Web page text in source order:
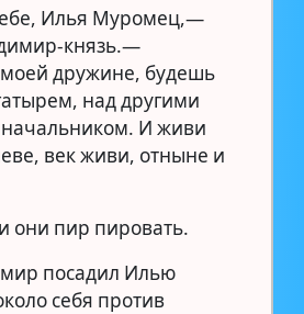
Илья Муромец,—
князь.—
моей дружине, будешь
над другими
И живи
век живи, отныне и
они пир пировать.
посадил Илью
себя против